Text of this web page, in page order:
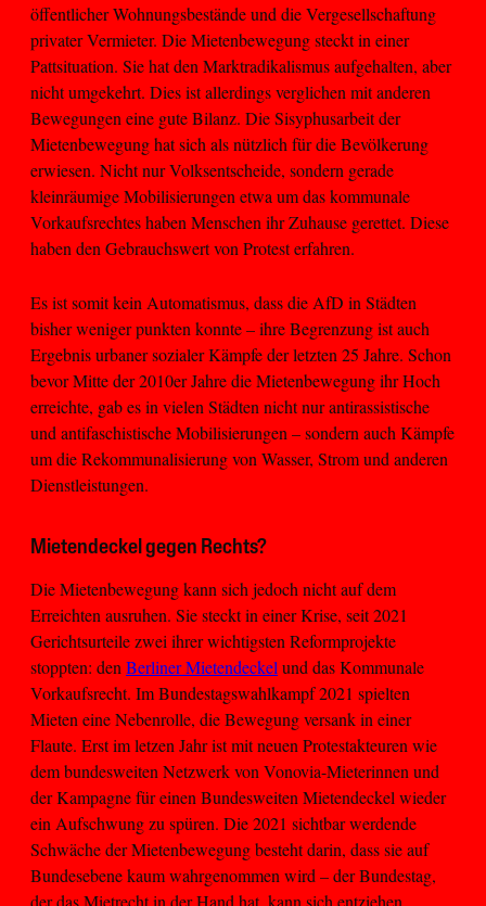
öffentlicher Wohnungsbestände und die Vergesellschaftung
privater Vermieter. Die Mietenbewegung steckt in einer
Pattsituation. Sie hat den Marktradikalismus aufgehalten, aber
nicht umgekehrt. Dies ist allerdings verglichen mit anderen
Bewegungen eine gute Bilanz. Die Sisyphusarbeit der
Mietenbewegung hat sich als nützlich für die Bevölkerung
erwiesen. Nicht nur Volksentscheide, sondern gerade
kleinräumige Mobilisierungen etwa um das kommunale
Vorkaufsrechtes haben Menschen ihr Zuhause gerettet. Diese
haben den Gebrauchswert von Protest erfahren.
Es ist somit kein Automatismus, dass die AfD in Städten
bisher weniger punkten konnte – ihre Begrenzung ist auch
Ergebnis urbaner sozialer Kämpfe der letzten 25 Jahre. Schon
bevor Mitte der 2010er Jahre die Mietenbewegung ihr Hoch
erreichte, gab es in vielen Städten nicht nur antirassistische
und antifaschistische Mobilisierungen – sondern auch Kämpfe
um die Rekommunalisierung von Wasser, Strom und anderen
Dienstleistungen.
Mietendeckel gegen Rechts?
Die Mietenbewegung kann sich jedoch nicht auf dem
Erreichten ausruhen. Sie steckt in einer Krise, seit 2021
Gerichtsurteile zwei ihrer wichtigsten Reformprojekte
stoppten: denBerliner Mietendeckelund das Kommunale
Vorkaufsrecht. Im Bundestagswahlkampf 2021 spielten
Mieten eine Nebenrolle, die Bewegung versank in einer
Flaute. Erst im letzen Jahr ist mit neuen Protestakteuren wie
dem bundesweiten Netzwerk von Vonovia-Mieterinnen und
der Kampagne für einen Bundesweiten Mietendeckel wieder
ein Aufschwung zu spüren. Die 2021 sichtbar werdende
Schwäche der Mietenbewegung besteht darin, dass sie auf
Bundesebene kaum wahrgenommen wird – der Bundestag,